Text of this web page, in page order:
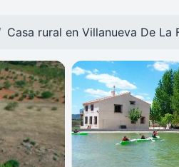
Casa rural en Villanueva De La